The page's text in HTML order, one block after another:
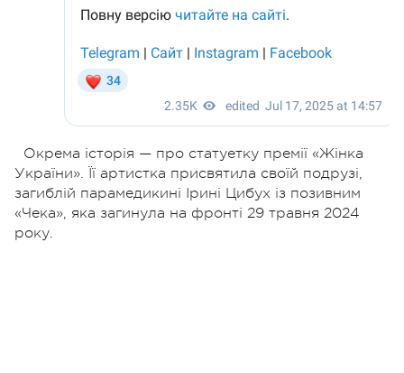
Окрема історія — про статуетку премії «Жінка
України». Її артистка присвятила своїй подрузі,
загиблій парамедикині Ірині Цибух із позивним
«Чека», яка загинула на фронті 29 травня 2024
року.